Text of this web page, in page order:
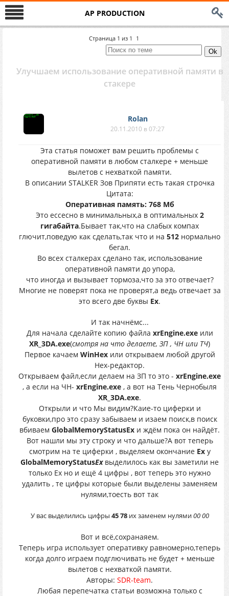
AP PRODUCTION
Страница 1 из 1 1
Улучшаем использование оперативной памяти в
стакере
Rolan
20.11.2010 в 07:27
Эта статья поможет вам решить проблемы с
оперативной памяти в любом сталкере + меньше
вылетов с нехваткой памяти.
В описании STALKER Зов Припяти есть такая строчка
Цитата:
Оперативная память: 768 Mб
Это ессесно в минимальных,а в оптимальных 2
гигабайта.Бывает так,что на слабых компах
глючит,поведую как сделать,так что и на 512 нормально
бегал.
Во всех сталкерах сделано так, использование
оперативной памяти до упора,
что иногда и вызывает тормоза,что за это отвечает?
Многие не поверят пока не проверят,а ведь отвечает за
это всего две буквы Ex.
И так начнёмс...
Для начала сделайте копию файла xrEngine.exeили
ХR_3DA.exe(смотря на что делаете, ЗП , ЧН или ТЧ)
Первое качаем WinHexили открываем любой другой
Hex-редактор.
Открываем файл,если делаем на ЗП то это - xrEngine.exe
, а если на ЧН- xrEngine.exe , а вот на Тень Чернобыля
XR_3DA.exe.
Открыли и что Мы видим?Каие-то циферки и
буковки,про это сразу забываем и изаем поиск,в поиск
вбиваем GlobalMemoryStatusEx и ждём пока он найдёт.
Вот нашли мы эту строку и что дальше?А вот теперь
смотрим на те циферки , выделяем окончание Еху
GlobalMemoryStatusExвыделилось как вы заметили не
только Ех но и ещё 4 цифры , вот теперь это нужно
удалить , те цифры которые были выделены заменяем
нулями,тоесть вот так
У вас выделились цифры 45 78их заменем нулями00 00
Вот и всё,сохранаяем.
Теперь игра использует оперативку равномерно,теперь
когда долго играем подглючивать не будет + меньше
вылетов с нехваткой памяти.
Авторы: SDR-team.
Любая перепечатка статьи возможна только с